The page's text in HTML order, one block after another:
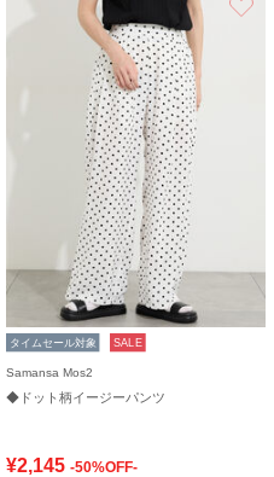
タイムセール対象 SALE
Samansa Mos2
◆ドット柄イージーパンツ
¥2,145 -50%OFF-